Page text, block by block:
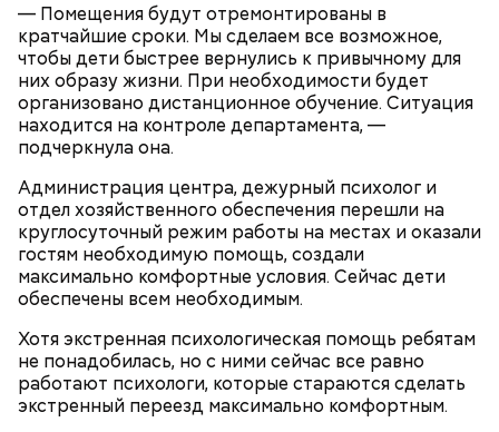
— Помещения будут отремонтированы в
кратчайшие сроки. Мы сделаем все возможное,
чтобы дети быстрее вернулись к привычному для
них образу жизни. При необходимости будет
организовано дистанционное обучение. Ситуация
находится на контроле департамента, —
подчеркнула она.
Администрация центра, дежурный психолог и
отдел хозяйственного обеспечения перешли на
круглосуточный режим работы на местах и оказали
гостям необходимую помощь, создали
максимально комфортные условия. Сейчас дети
обеспечены всем необходимым.
Хотя экстренная психологическая помощь ребятам
не понадобилась, но с ними сейчас все равно
работают психологи, которые стараются сделать
экстренный переезд максимально комфортным.
Святитель Николай дожил до глубокой старости и
скончался в середине IV века. По церковному
преданию, мощи святого сохранились нетленными
и источали чудесное миро, от которого исцелилось
множество людей. В 1087 году мощи Николая
Угодника были перенесены в итальянский город
Бар (Бари), где находятся и поныне.
Кабачки в овощном соусе